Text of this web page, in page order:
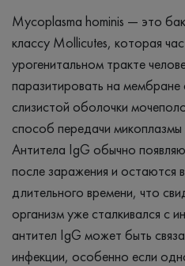
Mycoplasma hominis — это
классу Mollicutes, которая
урогенитальном тракте
паразитировать на
слизистой оболочки
способ передачи
Антитела IgG обычно
после заражения и остаются
длительного времени, что
организм уже сталкивался с
антител IgG может быть
инфекции, особенно если